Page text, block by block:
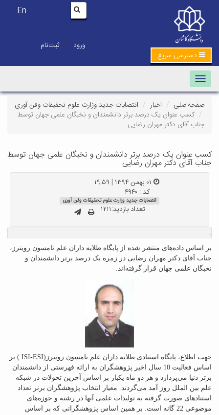
En
ورود | ثبت‌نام
دسترسی سریع
Toggle navigation
صفحه‌اصلی اخبار
انتصابات جدید وزارت علوم تحقیقات وفن آوری
کسب عنوان یک درصد برتر دانشمندان و نخبگان علمی جهان توسط
جناب آقای دکتر مهران رضایی
کسب عنوان یک درصد برتر دانشمندان و نخبگان علمی جهان توسط
جناب آقای دکتر مهران رضایی
۰۱ بهمن ۱۳۹۴ | ۱۹:۵۹
کد : ۴۹۴۰
انتصابات جدید وزارت علوم تحقیقات وفن آوری
تعداد بازدید:۱۲۱۱
.
بر اساس داده‌های منتشر شده از پایگاه طلایه داران علم تامسون رویترز،
جناب آقای دکتر مهران رضایی در زمره یک درصد برتر دانشمندان و
نخبگان علمی جهان قرار گرفته‌اند.
جهت اطلاع، پایگاه استنادی طلایه داران علم تامسون رویترز(ISI-ESI ) بر
اساس فعالیت 10 سال اخیر پژوهشگران به ارائه فهرستی از دانشمندان
برتر دنیا می‌پردازد و هر دو ماه یکبار بر اساس آخرین تحولات در شبکه
علم بین الملل روز آمد می‌گردند. معیار انتخاب پژوهشگران برتر تعداد
استنادهای صورت گرفته به تولیدات علمی آنها در رشته و حوزه‌های
موضوعی 22 گانه است. بر همین اساس پژوهشگرانی که بر اساس